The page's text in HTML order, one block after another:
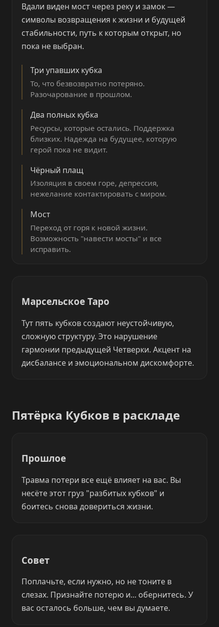
Вдали виден мост через реку и замок —
символы возвращения к жизни и будущей
стабильности, путь к которым открыт, но
пока не выбран.
Три упавших кубка
То, что безвозвратно потеряно.
Разочарование в прошлом.
Два полных кубка
Ресурсы, которые остались. Поддержка
близких. Надежда на будущее, которую
герой пока не видит.
Чёрный плащ
Изоляция в своем горе, депрессия,
нежелание контактировать с миром.
Мост
Переход от горя к новой жизни.
Возможность "навести мосты" и все
исправить.
Марсельское Таро
Тут пять кубков создают неустойчивую,
сложную структуру. Это нарушение
гармонии предыдущей Четверки. Акцент на
дисбалансе и эмоциональном дискомфорте.
Пятёрка Кубков в раскладе
Прошлое
Травма потери все ещё влияет на вас. Вы
несёте этот груз "разбитых кубков" и
боитесь снова довериться жизни.
Совет
Поплачьте, если нужно, но не тоните в
слезах. Признайте потерю и... обернитесь. У
вас осталось больше, чем вы думаете.